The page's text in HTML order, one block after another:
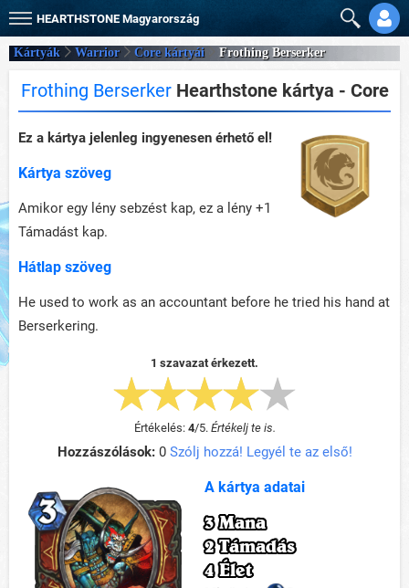
HEARTHSTONE Magyarország
Kártyák Warrior Core kártyái Frothing Berserker
Frothing BerserkerHearthstone kártya - Core
Ez a kártya jelenleg ingyenesen érhető el!
Kártya szöveg
Amikor egy lény sebzést kap, ez a lény +1
Támadást kap.
Hátlap szöveg
He used to work as an accountant before he tried his hand at
Berserkering.
1 szavazat érkezett.
Értékelés: 4/5. Értékelj te is.
Hozzászólások:0 Szólj hozzá! Legyél te az első!
A kártya adatai
3 Mana
2 Támadás
4 Élet